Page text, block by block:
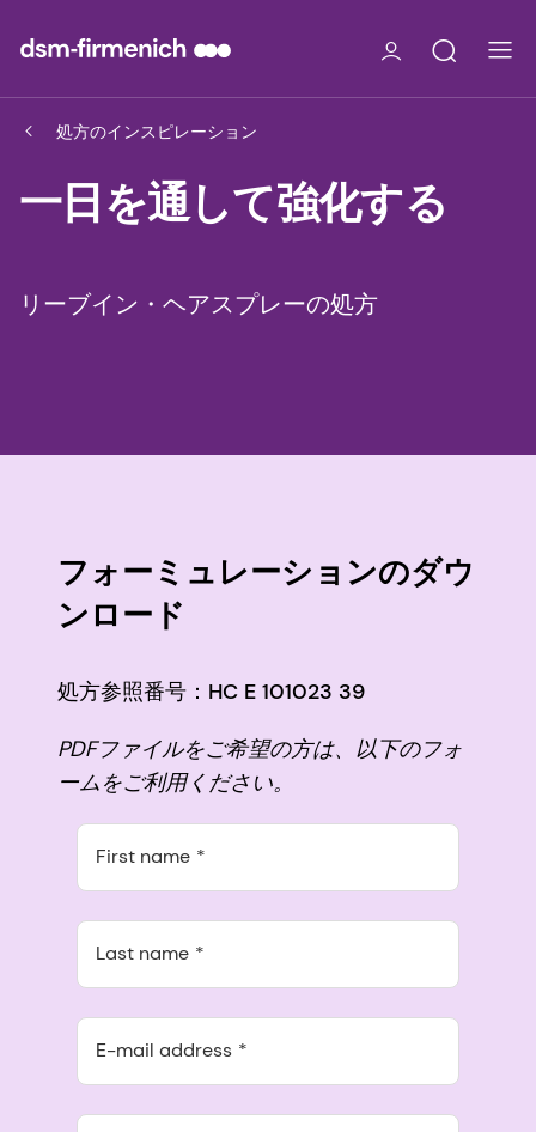
処方のインスピレーション
一日を通して強化する
リーブイン・ヘアスプレーの処方
フォーミュレーションのダウ
ンロード
処方参照番号：HC E 101023 39
PDFファイルをご希望の方は、以下のフォ
ームをご利用ください。
First name
Last name
E-mail address